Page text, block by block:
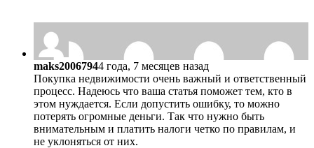
maks20067944 года, 7 месяцев назад
Покупка недвижимости очень важный и ответственный
процесс. Надеюсь что ваша статья поможет тем, кто в
этом нуждается. Если допустить ошибку, то можно
потерять огромные деньги. Так что нужно быть
внимательным и платить налоги четко по правилам, и
не уклоняться от них.